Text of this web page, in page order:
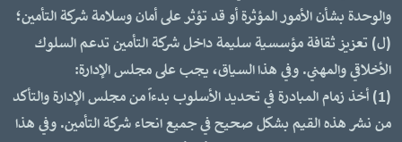
والوحدة بشأن الأمور المؤثرة أو قد تؤثر على أمان وسلامة شركة التأمين؛
(ل) تعزيز ثقافة مؤسسية سليمة داخل شركة التأمين تدعم السلوك
الأخلاقي والمهني. وفي هذا السياق، يجب على مجلس الإدارة:
(1) أخذ زمام المبادرة في تحديد الأسلوب بدءاً من مجلس الإدارة والتأكد
من نشر هذه القيم بشكل صحيح في جميع انحاء شركة التأمين. وفي هذا